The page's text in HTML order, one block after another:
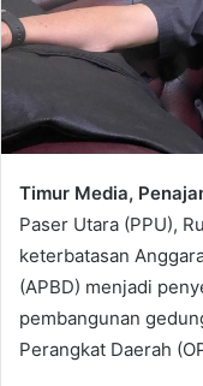
Timur Media,
Paser Utara (PPU),
keterbatasan
(APBD) menjadi
pembangunan
Perangkat Daerah